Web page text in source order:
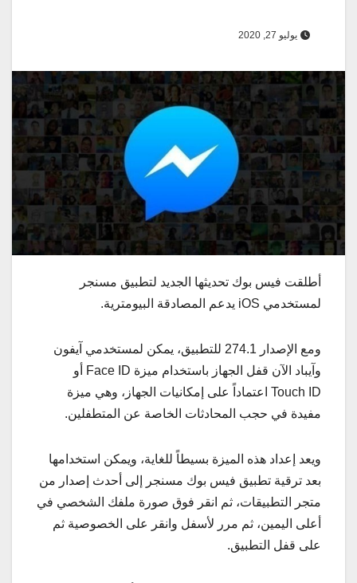
يوليو 27, 2020
أطلقت فيس بوك تحديثها الجديد لتطبيق مسنجر
لمستخدمي iOS يدعم المصادقة البيومترية.
ومع الإصدار 274.1 للتطبيق، يمكن لمستخدمي آيفون
وآيباد الآن قفل الجهاز باستخدام ميزة Face ID أو
Touch ID اعتماداً على إمكانيات الجهاز، وهي ميزة
مفيدة في حجب المحادثات الخاصة عن المتطفلين.
ويعد إعداد هذه الميزة بسيطاً للغاية، ويمكن استخدامها
بعد ترقية تطبيق فيس بوك مسنجر إلى أحدث إصدار من
متجر التطبيقات، ثم انقر فوق صورة ملفك الشخصي في
أعلى اليمين، ثم مرر لأسفل وانقر على الخصوصية ثم
على قفل التطبيق.